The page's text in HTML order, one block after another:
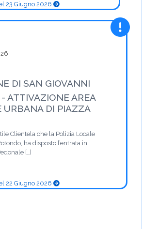
23 Giugno 2026
DI SAN GIOVANNI
ATTIVAZIONE AREA
URBANA DI PIAZZA
Clientela che la Polizia Locale
ha disposto l’entrata in
[…]
22 Giugno 2026